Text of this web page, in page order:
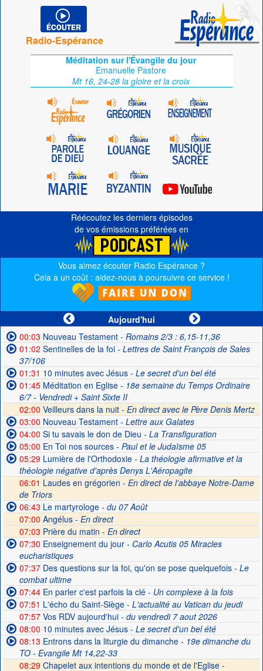
Radio-Espérance
Méditation sur l'Évangile du jour
Emanuelle Pastore
Mt 16, 24-28 la gloire et la croix
Réécoutez les derniers épisodes
de vos émissions préférées en
Vous aimez écouter Radio Espérance ?
Cela a un coût : aidez-nous à poursuivre ce service !
Aujourd'hui
00:03 Nouveau Testament- Romains 2/3 : 6,15-11,36
01:02 Sentinelles de la foi- Lettres de Saint François de Sales
37/106
01:31 10 minutes avec Jésus- Le secret d'un bel été
01:45Méditation en Eglise- 18e semaine du Temps Ordinaire
6/7 - Vendredi + Saint Sixte II
02:00 Veilleurs dans la nuit - En direct avec le Père Denis Mertz
03:00 Nouveau Testament- Lettre aux Galates
04:00 Si tu savais le don de Dieu - La Transfiguration
05:00 En Toi nos sources- Paul et le Judaïsme 05
05:29Lumière de l'Orthodoxie- La théologie afirmative et la
théologie négative d'après Denys L'Aéropagite
06:01 Laudes en grégorien - En direct de l'abbaye Notre-Dame
de Triors
06:43 Le martyrologe- du 07 Août
07:00 Angélus - En direct
07:03 Prière du matin - En direct
07:30 Enseignement du jour- Carlo Acutis 05 Miracles
eucharistiques
07:37Des questions sur la foi, qu'on se pose quelquefois- Le
combat ultime
07:44En parler c'est parfois la clé- Un complexe à la fois
07:51 L'écho du Saint-Siège- L'actualité au Vatican du jeudi
07:57Vos RDV aujourd'hui- du vendredi 7 aout 2026
08:00 10 minutes avec Jésus- Le secret d'un bel été
08:13 Entrons dans la liturgie du dimanche- 19e dimanche du
TO - Evangile Mt 14,22-33
08:29 Chapelet aux intentions du monde et de l'Eglise -